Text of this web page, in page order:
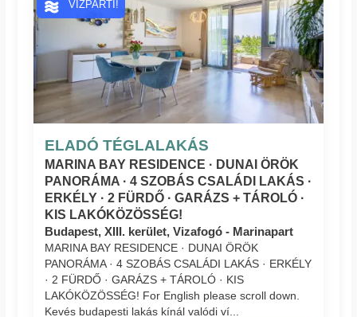
ELADÓ TÉGLALAKÁS
MARINA BAY RESIDENCE · DUNAI ÖRÖK
PANORÁMA · 4 SZOBÁS CSALÁDI LAKÁS ·
ERKÉLY · 2 FÜRDŐ · GARÁZS + TÁROLÓ ·
KIS LAKÓKÖZÖSSÉG!
Budapest, XIII. kerület, Vizafogó - Marinapart
MARINA BAY RESIDENCE · DUNAI ÖRÖK
PANORÁMA · 4 SZOBÁS CSALÁDI LAKÁS · ERKÉLY
· 2 FÜRDŐ · GARÁZS + TÁROLÓ · KIS
LAKÓKÖZÖSSÉG! For English please scroll down.
Kevés budapesti lakás kínál valódi ví...
VÍZPARTI!